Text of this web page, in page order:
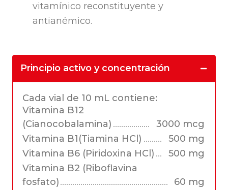
vitamínico reconstituyente y
antianémico.
Principio activo y concentración
Cada vial de 10 mL contiene:
Vitamina B12
(Cianocobalamina)
3000 mcg
Vitamina B1(Tiamina HCl)
500 mg
Vitamina B6 (Piridoxina HCl)
500 mg
Vitamina B2 (Riboflavina
fosfato)
60 mg